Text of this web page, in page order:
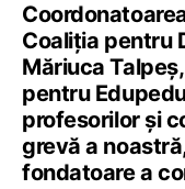
Coaliția pentru
Măriuca
pentru
profesorilor și
grevă a
fondatoare a